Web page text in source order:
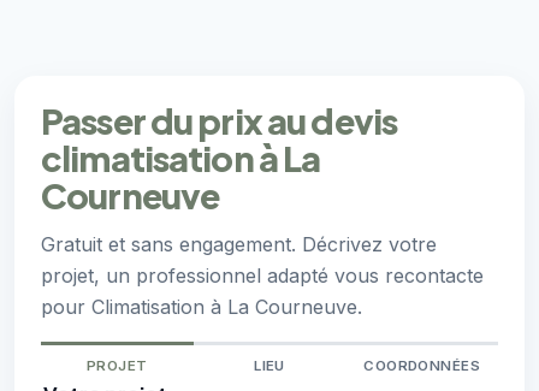
Passer du prix au devis
climatisation à La
Courneuve
Gratuit et sans engagement. Décrivez votre
projet, un professionnel adapté vous recontacte
pour Climatisation à La Courneuve.
PROJET LIEU COORDONNÉES